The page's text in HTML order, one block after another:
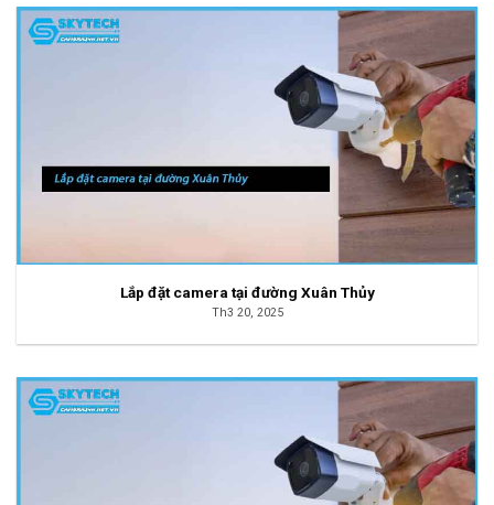
Lắp đặt camera tại đường Xuân Thủy
Th3 20, 2025